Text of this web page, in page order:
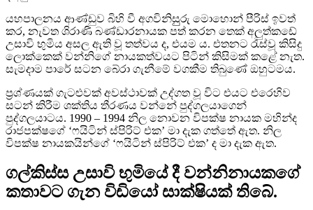
යහපාලනය ආණ්ඩුව බිහි වී අගවිනිසුුරු මොහොන් පීරිස් ඉවත්
කර, නැවත ශිරාණි බණ්ඩාරනායක පත් කරන තෙක් අලුත්කඩේ
උසාවි භුමිය අසල ඇති වූ තත්වය ද, එයම ය. එතනට රැස්වූ කිසිදු
ලොක්කෙක් වන්නිගේ නායකත්වයට පිටින් කිසිමක් කළේ නැත.
සැමදාම පාරේ සටන බේරා ගැනීමේ වගකීම තිබුණේ ඔහුටමය.
ප්‍රශ්ණයක් ගැටළුවක් අවස්ථාවක් උද්ගත වූ විට එයට එරෙහිව
සටන් කිරීම ශක්තිය තීරණය වන්නේ පුද්ගලයාගෙන්
පුද්ගලයාටය. 1990 – 1994 නිල නොවන විපක්ෂ නායක මහින්ද
රාජපක්ෂගේ ‘ෆයිටින් ස්පිරිට් එක’ මා දැක ගත්තේ ඇත. නිල
විපක්ෂ නායකයින්ගේ ‘ෆයිටින් ස්පිරිට් එක’ ද මා දැක ඇත.
ගල්කිස්ස උසාවි භුමියේ දී වන්නිනායකගේ
කතාවට ගැන විඩියෝ සාක්ෂියක් තිබේ.